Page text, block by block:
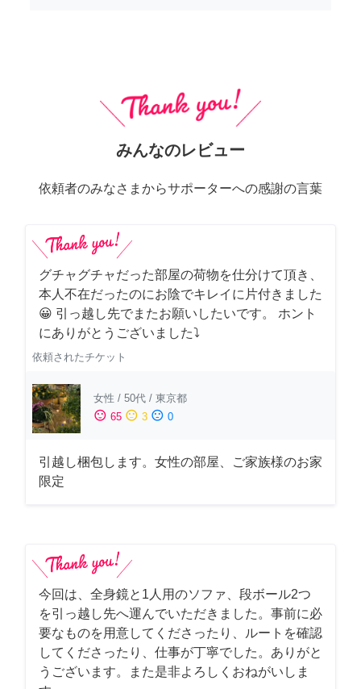
みんなのレビュー
依頼者のみなさまからサポーターへの感謝の言葉
グチャグチャだった部屋の荷物を仕分けて頂き、
本人不在だったのにお陰でキレイに片付きました
😀 引っ越し先でまたお願いしたいです。 ホント
にありがとうございました⤵
依頼されたチケット
女性 / 50代 / 東京都
sentiment_satisfied 65 sentiment_neutral 3 sentiment_dissatisfied 0
引越し梱包します。女性の部屋、ご家族様のお家
限定
今回は、全身鏡と1人用のソファ、段ボール2つ
を引っ越し先へ運んでいただきました。事前に必
要なものを用意してくださったり、ルートを確認
してくださったり、仕事が丁寧でした。ありがと
うございます。また是非よろしくおねがいしま